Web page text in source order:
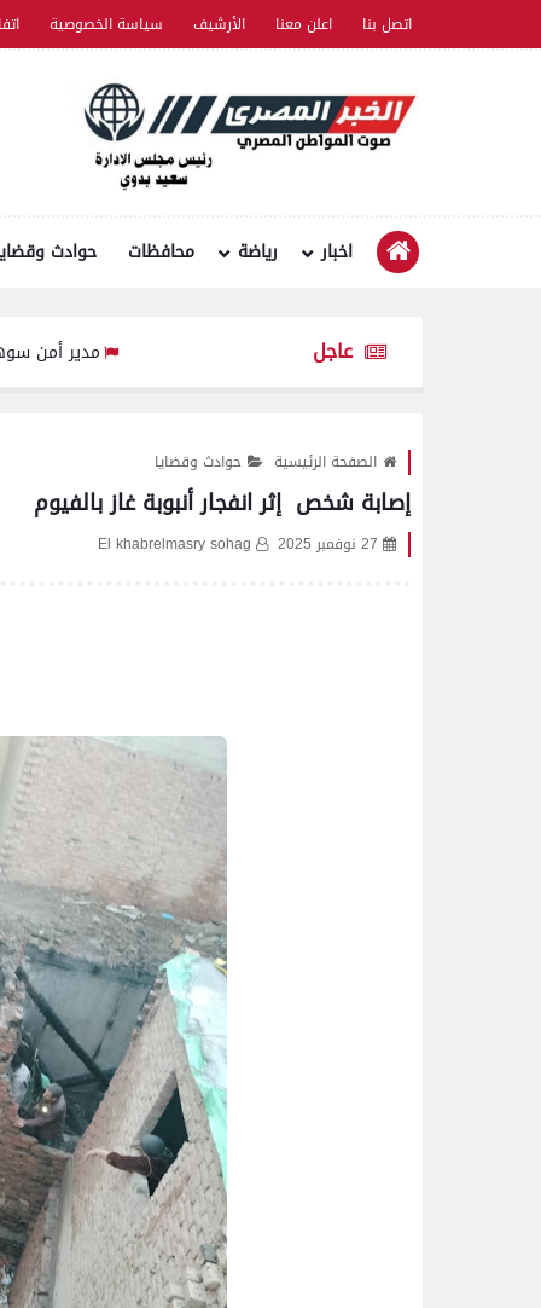
اتصل بنا اعلن معنا الأرشيف سياسة الخصوصية
اخبار رياضة محافظات حوادث
عاجل مدير أمن سوهاج يتفقد
الصفحة الرئيسية حوادث وقضايا
إصابة شخص إثر انفجار أنبوبة غاز بالفيوم
27 نوفمبر 2025 El khabrelmasry sohag